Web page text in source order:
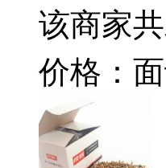
该商家
价格：